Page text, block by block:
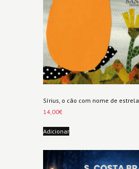
Sírius, o cão com nome de estrela
14,00€
Adicionar